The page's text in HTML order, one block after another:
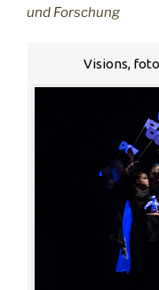
und Forschung
Visions,